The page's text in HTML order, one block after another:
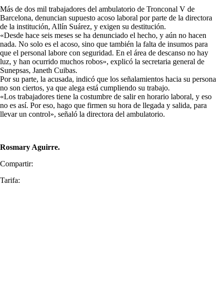
Más de dos mil trabajadores del ambulatorio de Tronconal V de
Barcelona, denuncian supuesto acoso laboral por parte de la directora
de la institución, Allín Suárez, y exigen su destitución.
«Desde hace seis meses se ha denunciado el hecho, y aún no hacen
nada. No solo es el acoso, sino que también la falta de insumos para
que el personal labore con seguridad. En el área de descanso no hay
luz, y han ocurrido muchos robos», explicó la secretaria general de
Sunepsas, Janeth Cuibas.
Por su parte, la acusada, indicó que los señalamientos hacia su persona
no son ciertos, ya que alega está cumpliendo su trabajo.
«Los trabajadores tiene la costumbre de salir en horario laboral, y eso
no es así. Por eso, hago que firmen su hora de llegada y salida, para
llevar un control», señaló la directora del ambulatorio.
Rosmary Aguirre.
Compartir:
Tarifa: